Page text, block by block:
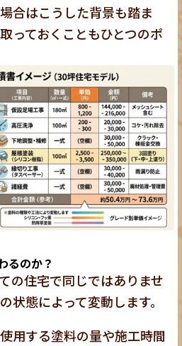
合はこうした背景も踏ま
っておくこともひとつのポ
るのか？
の住宅で同じではありませ
状態によって変動します。
用する塗料の量や施工時間